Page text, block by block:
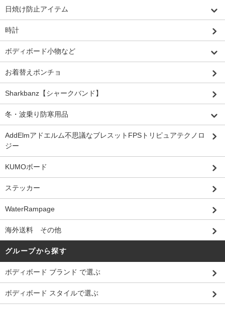
日焼け防止アイテム
時計
ボディボード小物など
お着替えポンチョ
Sharkbanz【シャークバンド】
冬・波乗り防寒用品
AddElmアドエルム不思議なブレスットFPSトリピュアテクノロ
ジー
KUMOボード
ステッカー
WaterRampage
海外送料 その他
グループから探す
ボディボード ブランド で選ぶ
ボディボード スタイルで選ぶ